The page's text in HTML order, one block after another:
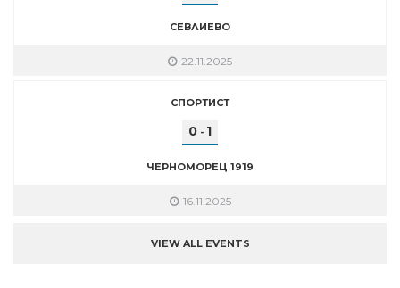
СЕВЛИЕВО
22.11.2025
СПОРТИСТ
0 - 1
ЧЕРНОМОРЕЦ 1919
16.11.2025
VIEW ALL EVENTS